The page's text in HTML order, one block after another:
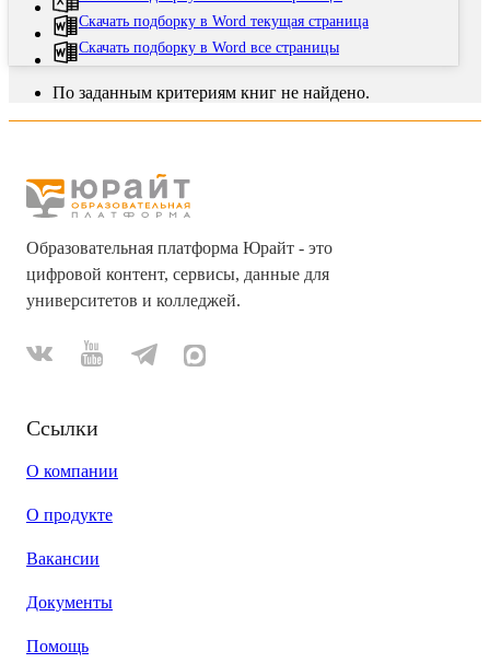
Скачать подборку в Word текущая страница
Скачать подборку в Word все страницы
По заданным критериям книг не найдено.
Образовательная платформа Юрайт - это
цифровой контент, сервисы, данные для
университетов и колледжей.
Ссылки
О компании
О продукте
Вакансии
Документы
Помощь